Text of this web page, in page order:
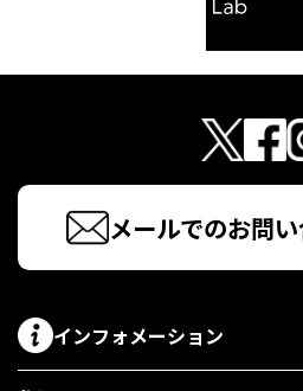
メールでのお問
インフォメーション